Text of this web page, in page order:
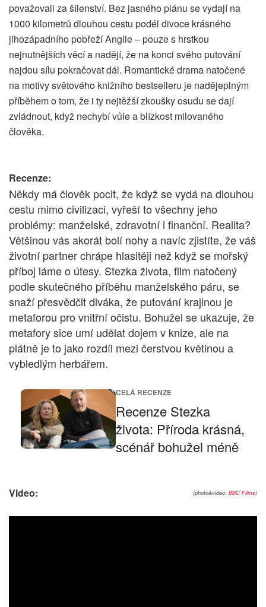
považovali za šílenství. Bez jasného plánu se vydají na
1000 kilometrů dlouhou cestu podél divoce krásného
jihozápadního pobřeží Anglie – pouze s hrstkou
nejnutnějších věcí a nadějí, že na konci svého putování
najdou sílu pokračovat dál. Romantické drama natočené
na motivy světového knižního bestselleru je nadějeplným
příběhem o tom, že i ty nejtěžší zkoušky osudu se dají
zvládnout, když nechybí vůle a blízkost milovaného
člověka.
Recenze:
Někdy má člověk pocit, že když se vydá na dlouhou
cestu mimo civilizaci, vyřeší to všechny jeho
problémy: manželské, zdravotní i finanční. Realita?
Většinou vás akorát bolí nohy a navíc zjistíte, že váš
životní partner chrápe hlasitěji než když se mořský
příboj láme o útesy. Stezka života, film natočený
podle skutečného příběhu manželského páru, se
snaží přesvědčit diváka, že putování krajinou je
metaforou pro vnitřní očistu. Bohužel se ukazuje, že
metafory sice umí udělat dojem v knize, ale na
plátně je to jako rozdíl mezi čerstvou květinou a
vybledlým herbářem.
CELÁ RECENZE
Recenze Stezka
života: Příroda krásná,
scénář bohužel méně
(photo&video: BBC Films)
Video: